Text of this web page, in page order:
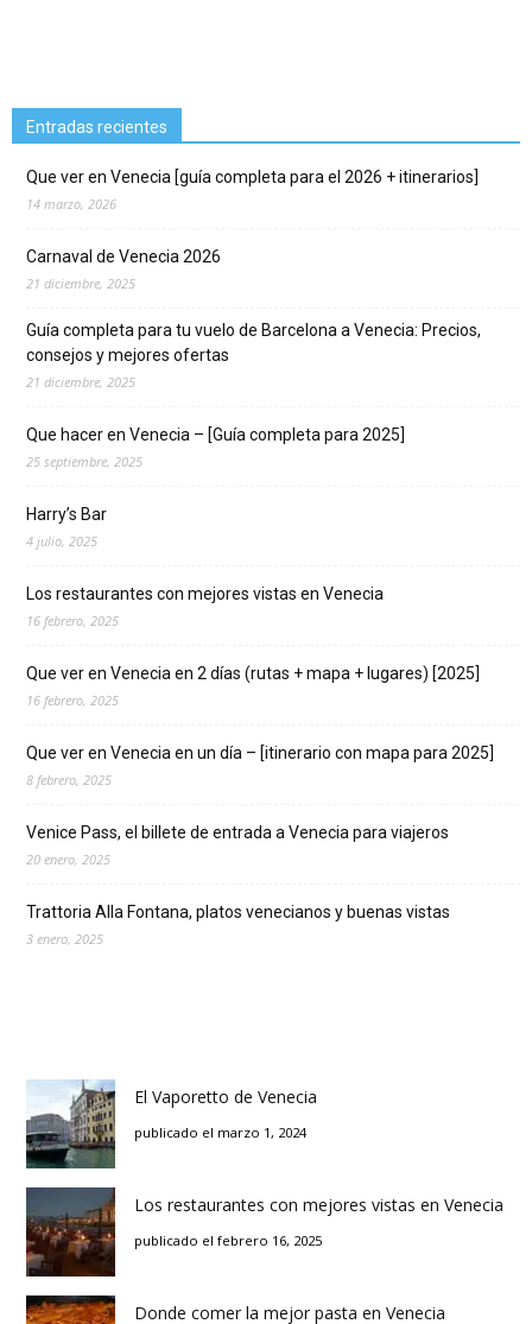
Entradas recientes
Que ver en Venecia [guía completa para el 2026 + itinerarios]
14 marzo, 2026
Carnaval de Venecia 2026
21 diciembre, 2025
Guía completa para tu vuelo de Barcelona a Venecia: Precios,
consejos y mejores ofertas
21 diciembre, 2025
Que hacer en Venecia – [Guía completa para 2025]
25 septiembre, 2025
Harry’s Bar
4 julio, 2025
Los restaurantes con mejores vistas en Venecia
16 febrero, 2025
Que ver en Venecia en 2 días (rutas + mapa + lugares) [2025]
16 febrero, 2025
Que ver en Venecia en un día – [itinerario con mapa para 2025]
8 febrero, 2025
Venice Pass, el billete de entrada a Venecia para viajeros
20 enero, 2025
Trattoria Alla Fontana, platos venecianos y buenas vistas
3 enero, 2025
El Vaporetto de Venecia
publicado el marzo 1, 2024
Los restaurantes con mejores vistas en Venecia
publicado el febrero 16, 2025
Donde comer la mejor pasta en Venecia